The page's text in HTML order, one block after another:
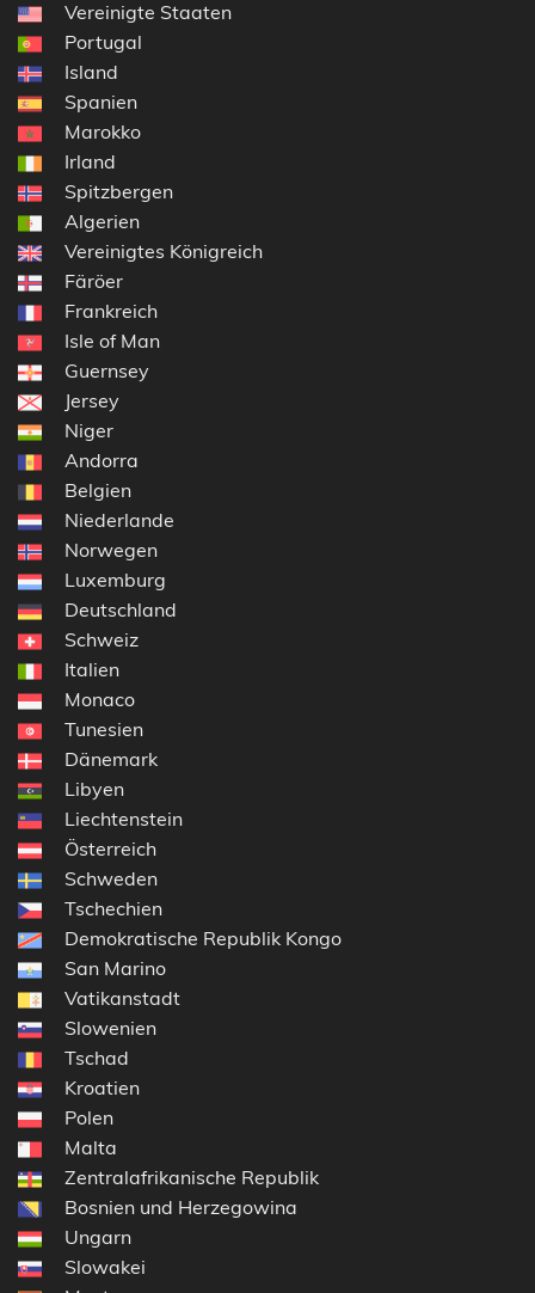
Vereinigte Staaten
Portugal
Island
Spanien
Marokko
Irland
Spitzbergen
Algerien
Vereinigtes Königreich
Färöer
Frankreich
Isle of Man
Guernsey
Jersey
Niger
Andorra
Belgien
Niederlande
Norwegen
Luxemburg
Deutschland
Schweiz
Italien
Monaco
Tunesien
Dänemark
Libyen
Liechtenstein
Österreich
Schweden
Tschechien
Demokratische Republik Kongo
San Marino
Vatikanstadt
Slowenien
Tschad
Kroatien
Polen
Malta
Zentralafrikanische Republik
Bosnien und Herzegowina
Ungarn
Slowakei